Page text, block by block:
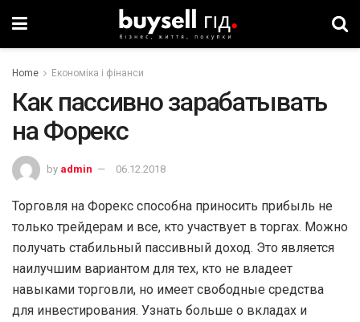
Home Економіка і фінанси
Как пассивно зарабатывать
на Форекс
by admin 06.12.2018
Торговля на Форекс способна приносить прибыль не
только трейдерам и все, кто участвует в торгах. Можно
получать стабильный пассивный доход. Это является
наилучшим вариантом для тех, кто не владеет
навыками торговли, но имеет свободные средства
для инвестирования. Узнать больше о вкладах и